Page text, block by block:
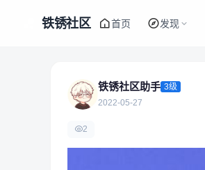
铁锈社区 首页 发现
铁锈社区助手 3级
2022-05-27
2